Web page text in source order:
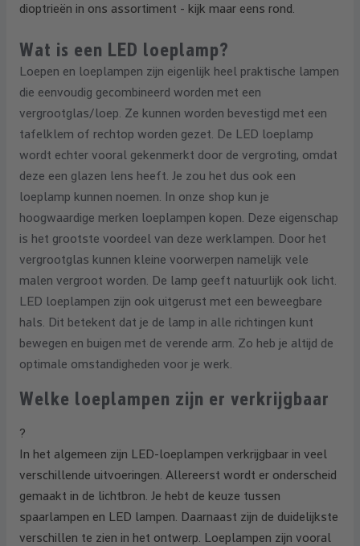
dioptrieën in ons assortiment - kijk maar eens rond.
Wat is een LED loeplamp?
Loepen en loeplampen zijn eigenlijk heel praktische lampen
die eenvoudig gecombineerd worden met een
vergrootglas/loep. Ze kunnen worden bevestigd met een
tafelklem of rechtop worden gezet. De LED loeplamp
wordt echter vooral gekenmerkt door de vergroting, omdat
deze een glazen lens heeft. Je zou het dus ook een
loeplamp kunnen noemen. In onze shop kun je
hoogwaardige merken loeplampen kopen. Deze eigenschap
is het grootste voordeel van deze werklampen. Door het
vergrootglas kunnen kleine voorwerpen namelijk vele
malen vergroot worden. De lamp geeft natuurlijk ook licht.
LED loeplampen zijn ook uitgerust met een beweegbare
hals. Dit betekent dat je de lamp in alle richtingen kunt
bewegen en buigen met de verende arm. Zo heb je altijd de
optimale omstandigheden voor je werk.
Welke loeplampen zijn er verkrijgbaar
?
In het algemeen zijn LED-loeplampen verkrijgbaar in veel
verschillende uitvoeringen. Allereerst wordt er onderscheid
gemaakt in de lichtbron. Je hebt de keuze tussen
spaarlampen en LED lampen. Daarnaast zijn de duidelijkste
verschillen te zien in het ontwerp. Loeplampen zijn vooral